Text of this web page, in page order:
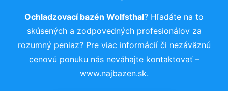
Ochladzovací bazén Wolfsthal? Hľadáte na to
skúsených a zodpovedných profesionálov za
rozumný peniaz? Pre viac informácií či nezáväznú
cenovú ponuku nás neváhajte kontaktovať –
www.najbazen.sk.